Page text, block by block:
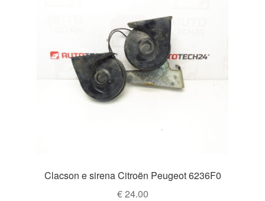
Clacson e sirena Citroën Peugeot 6236F0
€24.00